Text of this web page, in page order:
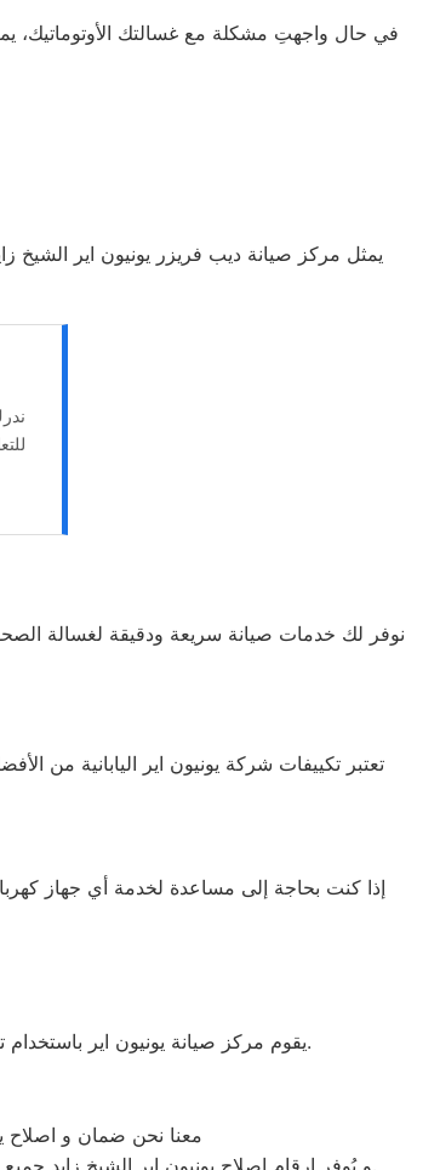
في حال واجهتِ مشكلة مع غسالتك الأوتوماتيك،
يمثل مركز صيانة ديب فريزر يونيون اير الشيخ
تعتبر تكييفات شركة يونيون اير اليابانية من
إذا كنت بحاجة إلى مساعدة لخدمة أي جهاز
يقوم مركز صيانة يونيون اير باستخدام تقنيات وأجهزة متطورة لتحديد الأجزاء التالفة بدقة واستبدالها فقط بقطع غيار أصلية. هذا النهج يساهم في تقليل التكاليف وتعزيز ثقة العملاء.
معنا نحن ضمان و اصلاح
و يُوفر ارقام اصلاح يونيون اير الشيخ زايد جميع الخدمات والمميزات التي تُساهم في تحقيق راحة وأمان العملاء من خلال تخفيض أسعار تلك الخدمات والبُعد التام عن التكاليف المالية باهظة الثمن.